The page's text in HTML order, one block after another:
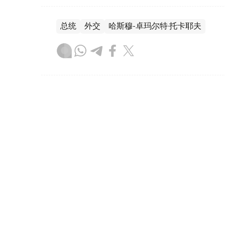
总统 外交 哈斯穆-卓玛尔特·托卡耶夫